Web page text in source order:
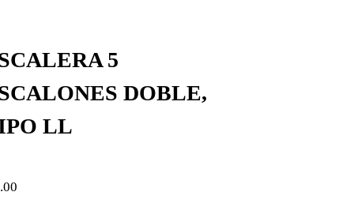
5
DOBLE,
LL